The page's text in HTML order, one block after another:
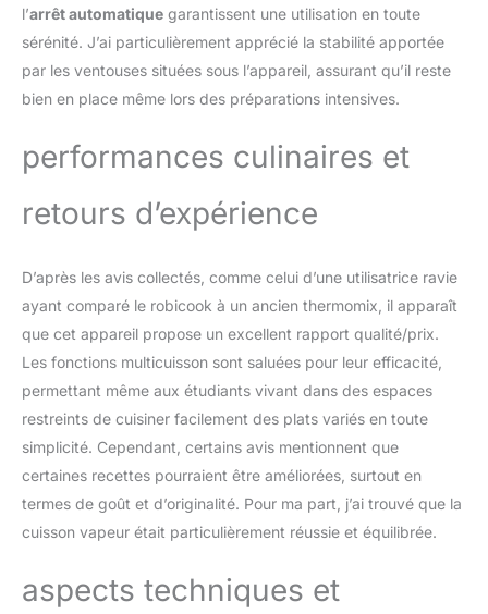
et durée y sont
prédéfinis pour une
utilisation facilitée. Une
multitude d'accessoires
pour une infinité de
surprises, tout est déjà
inclus : - 1 pale de
émulsionner - 1 lame à 4
réversible en inox
(trancher, râper et
émincer) - 1 spatule en
silicone pour racler les
parois - 1 petit et 1 grand
panier pour cuisson
vapeur - 1 panier pour
cuisson à l'eau - 2
couvercles transparents
RECETTES en français
testées et approuvées
l’arrêt automatique garantissent une utilisation en toute
sérénité. J’ai particulièrement apprécié la stabilité apportée
par les ventouses situées sous l’appareil, assurant qu’il reste
bien en place même lors des préparations intensives.
performances culinaires et
retours d’expérience
D’après les avis collectés, comme celui d’une utilisatrice ravie
ayant comparé le robicook à un ancien thermomix, il apparaît
que cet appareil propose un excellent rapport qualité/prix.
Les fonctions multicuisson sont saluées pour leur efficacité,
permettant même aux étudiants vivant dans des espaces
restreints de cuisiner facilement des plats variés en toute
simplicité. Cependant, certains avis mentionnent que
certaines recettes pourraient être améliorées, surtout en
termes de goût et d’originalité. Pour ma part, j’ai trouvé que la
cuisson vapeur était particulièrement réussie et équilibrée.
aspects techniques et